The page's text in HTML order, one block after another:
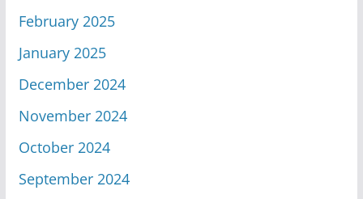
February 2025
January 2025
December 2024
November 2024
October 2024
September 2024